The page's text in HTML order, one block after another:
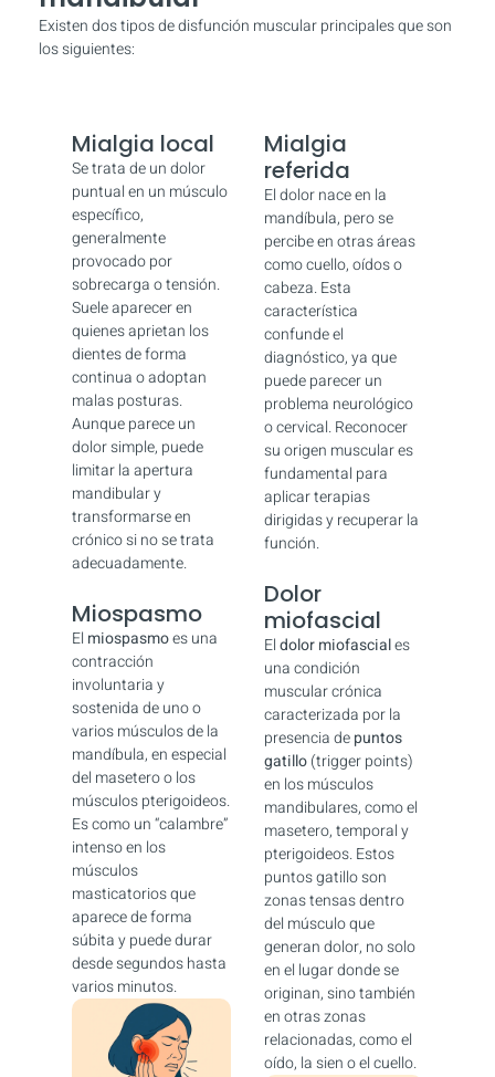
Existen dos tipos de disfunción muscular principales que son
los siguientes:
Mialgia local
Se trata de un dolor
puntual en un músculo
específico,
generalmente
provocado por
sobrecarga o tensión.
Suele aparecer en
quienes aprietan los
dientes de forma
continua o adoptan
malas posturas.
Aunque parece un
dolor simple, puede
limitar la apertura
mandibular y
transformarse en
crónico si no se trata
adecuadamente.
Miospasmo
El miospasmoes una
contracción
involuntaria y
sostenida de uno o
varios músculos de la
mandíbula, en especial
del masetero o los
músculos pterigoideos.
Es como un “calambre”
intenso en los
músculos
masticatorios que
aparece de forma
súbita y puede durar
desde segundos hasta
varios minutos.
Mialgia
referida
El dolor nace en la
mandíbula, pero se
percibe en otras áreas
como cuello, oídos o
cabeza. Esta
característica
confunde el
diagnóstico, ya que
puede parecer un
problema neurológico
o cervical. Reconocer
su origen muscular es
fundamental para
aplicar terapias
dirigidas y recuperar la
función.
Dolor
miofascial
Eldolor miofasciales
una condición
muscular crónica
caracterizada por la
presencia depuntos
gatillo(trigger points)
en los músculos
mandibulares, como el
masetero, temporal y
pterigoideos. Estos
puntos gatillo son
zonas tensas dentro
del músculo que
generan dolor, no solo
en el lugar donde se
originan, sino también
en otras zonas
relacionadas, como el
oído, la sien o el cuello.